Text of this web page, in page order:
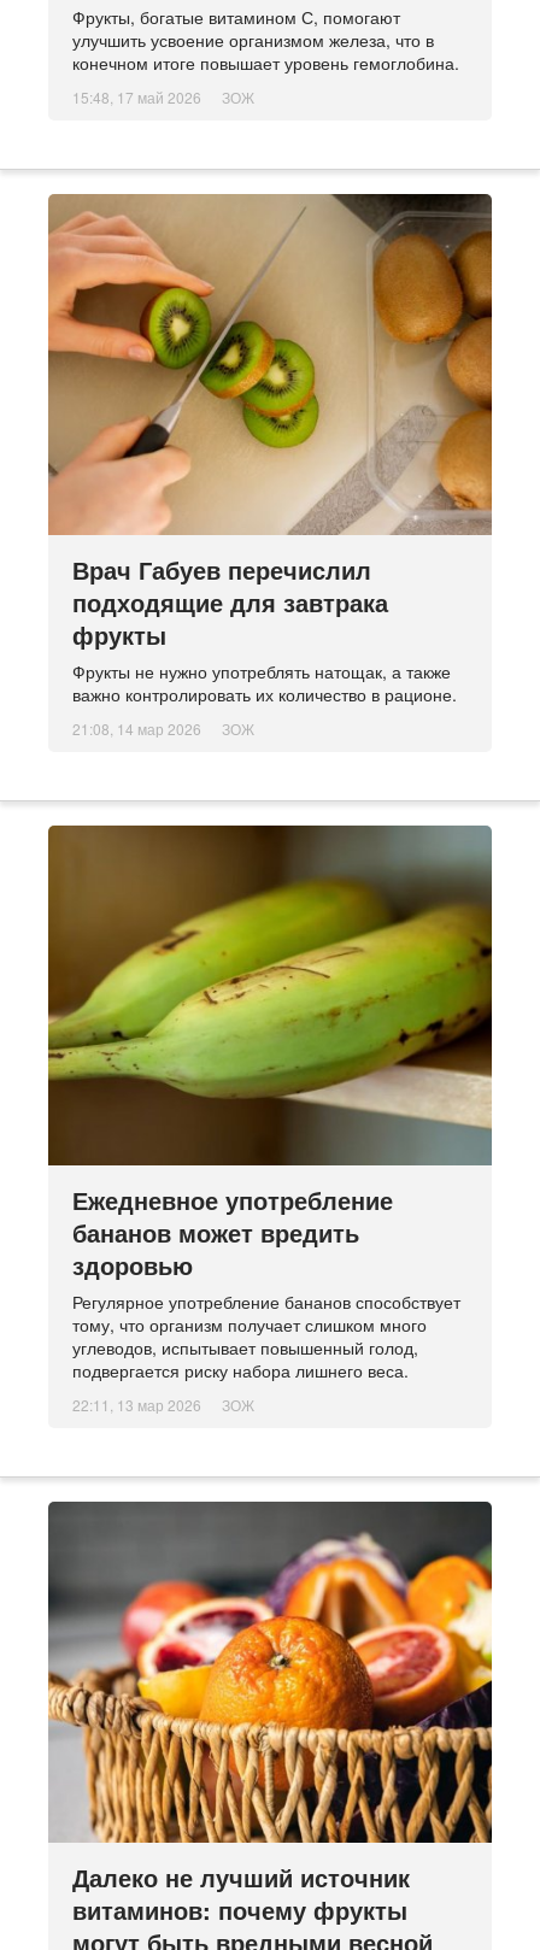
Фрукты, богатые витамином С, помогают
улучшить усвоение организмом железа, что в
конечном итоге повышает уровень гемоглобина.
15:48, 17 май 2026 ЗОЖ
Врач Габуев перечислил
подходящие для завтрака
фрукты
Фрукты не нужно употреблять натощак, а также
важно контролировать их количество в рационе.
21:08, 14 мар 2026 ЗОЖ
Ежедневное употребление
бананов может вредить
здоровью
Регулярное употребление бананов способствует
тому, что организм получает слишком много
углеводов, испытывает повышенный голод,
подвергается риску набора лишнего веса.
22:11, 13 мар 2026 ЗОЖ
Далеко не лучший источник
витаминов: почему фрукты
могут быть вредными весной